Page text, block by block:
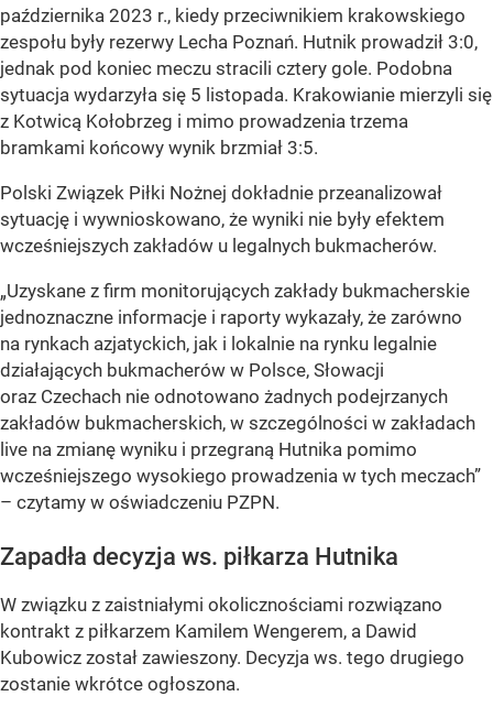
października 2023 r., kiedy przeciwnikiem krakowskiego
zespołu były rezerwy Lecha Poznań. Hutnik prowadził 3:0,
jednak pod koniec meczu stracili cztery gole. Podobna
sytuacja wydarzyła się 5 listopada. Krakowianie mierzyli się
z Kotwicą Kołobrzeg i mimo prowadzenia trzema
bramkami końcowy wynik brzmiał 3:5.
Polski Związek Piłki Nożnej dokładnie przeanalizował
sytuację i wywnioskowano, że wyniki nie były efektem
wcześniejszych zakładów u legalnych bukmacherów.
„Uzyskane z firm monitorujących zakłady bukmacherskie
jednoznaczne informacje i raporty wykazały, że zarówno
na rynkach azjatyckich, jak i lokalnie na rynku legalnie
działających bukmacherów w Polsce, Słowacji
oraz Czechach nie odnotowano żadnych podejrzanych
zakładów bukmacherskich, w szczególności w zakładach
live na zmianę wyniku i przegraną Hutnika pomimo
wcześniejszego wysokiego prowadzenia w tych meczach”
– czytamy w oświadczeniu PZPN.
Zapadła decyzja ws. piłkarza Hutnika
W związku z zaistniałymi okolicznościami rozwiązano
kontrakt z piłkarzem Kamilem Wengerem, a Dawid
Kubowicz został zawieszony. Decyzja ws. tego drugiego
zostanie wkrótce ogłoszona.